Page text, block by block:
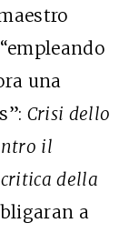
una
Crisi dello
il
della
a